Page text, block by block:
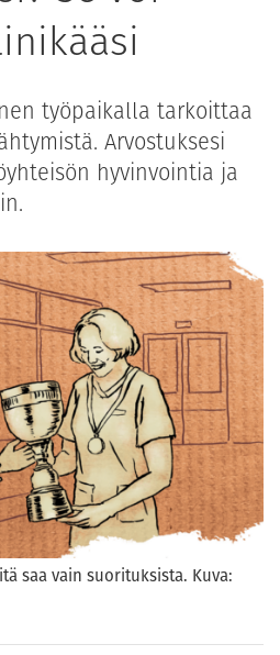
työpaikalla tarkoittaa
Arvostuksesi
hyvinvointia ja
saa vain suorituksista. Kuva: